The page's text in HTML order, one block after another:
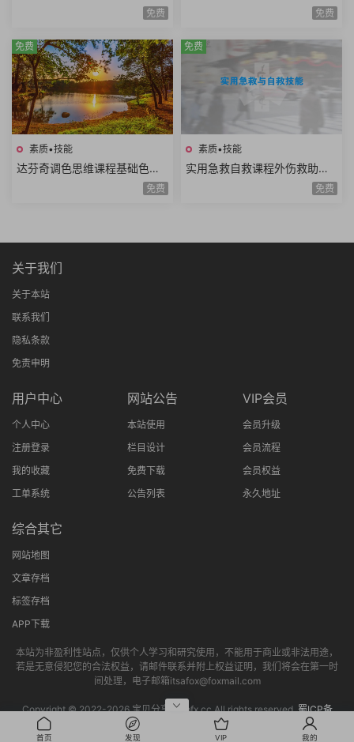
I工具使用自动化流程AI出图案
免费
程视频剪辑音频处理特效制作
免费
素质•技能
达芬奇调色思维课程基础色彩
理论高级实战技巧模仿大师风
免费
免费
素质•技能
实用急救自救课程外伤救助家
庭护理复苏急救骨伤救助重病
免费
免费
关于我们
关于本站
联系我们
隐私条款
免责申明
用户中心
个人中心
注册登录
我的收藏
工单系统
网站公告
本站使用
栏目设计
免费下载
公告列表
VIP会员
会员升级
会员流程
会员权益
永久地址
综合其它
网站地图
文章存档
标签存档
APP下载
本站为非盈利性站点，仅供个人学习和研究使用，不能用于商业或非法用途，
若是无意侵犯您的合法权益，请邮件联系并附上权益证明，我们将会在第一时
间处理，电子邮箱itsafox@foxmail.com
Copyright © 2022-2026 宝贝分享网bbfx.cc All rights reserved.蜀ICP备
2022013802号-4
首页 发现 VIP 我的